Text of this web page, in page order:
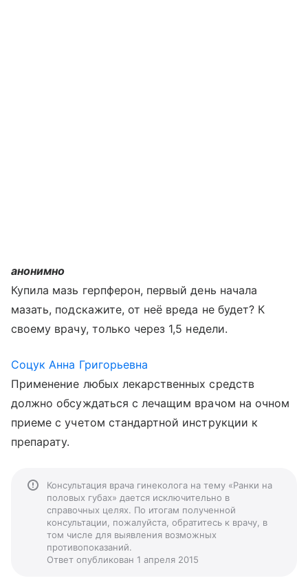
анонимно
Купила мазь герпферон, первый день начала
мазать, подскажите, от неё вреда не будет? К
своему врачу, только через 1,5 недели.
Соцук Анна Григорьевна
Применение любых лекарственных средств
должно обсуждаться с лечащим врачом на очном
приеме с учетом стандартной инструкции к
препарату.
Консультация врача гинеколога на тему «Ранки на
половых губах» дается исключительно в
справочных целях. По итогам полученной
консультации, пожалуйста, обратитесь к врачу, в
том числе для выявления возможных
противопоказаний.
Ответ опубликован 1 апреля 2015